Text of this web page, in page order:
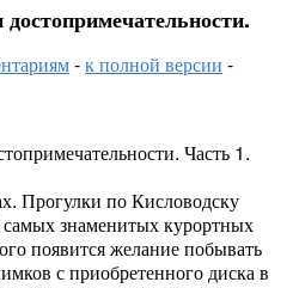
-к полной версии -
Часть 1.
Прогулки по Кисловодску
самых знаменитых курортных
появится желание побывать
с приобретенного диска в